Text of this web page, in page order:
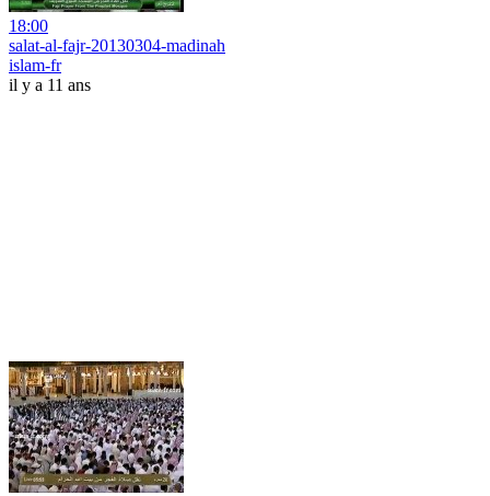
18:00
salat-al-fajr-20130304-madinah
islam-fr
il y a 11 ans